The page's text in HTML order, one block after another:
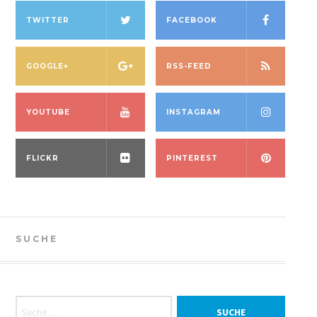
TWITTER FACEBOOK
GOOGLE+ RSS-FEED
YOUTUBE INSTAGRAM
FLICKR PINTEREST
SUCHE